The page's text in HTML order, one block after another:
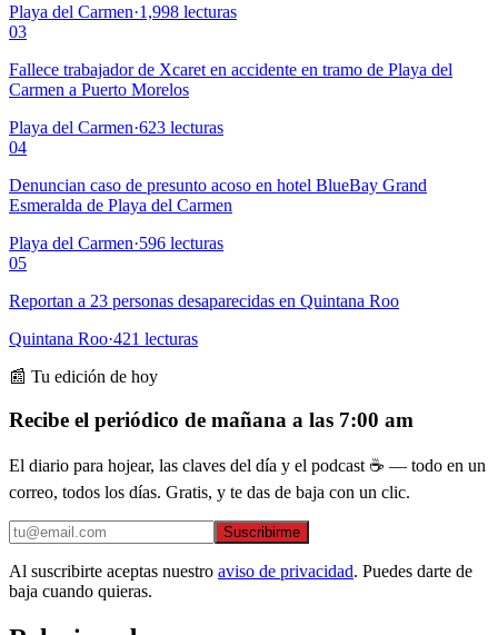
Playa del Carmen·1,998 lecturas
03
Fallece trabajador de Xcaret en accidente en tramo de Playa del
Carmen a Puerto Morelos
Playa del Carmen·623 lecturas
04
Denuncian caso de presunto acoso en hotel BlueBay Grand
Esmeralda de Playa del Carmen
Playa del Carmen·596 lecturas
05
Reportan a 23 personas desaparecidas en Quintana Roo
Quintana Roo·421 lecturas
📰 Tu edición de hoy
Recibe el periódico de mañana a las 7:00 am
El diario para hojear, las claves del día y el podcast ☕ — todo en un
correo, todos los días. Gratis, y te das de baja con un clic.
Suscribirme
Al suscribirte aceptas nuestro aviso de privacidad. Puedes darte de
baja cuando quieras.